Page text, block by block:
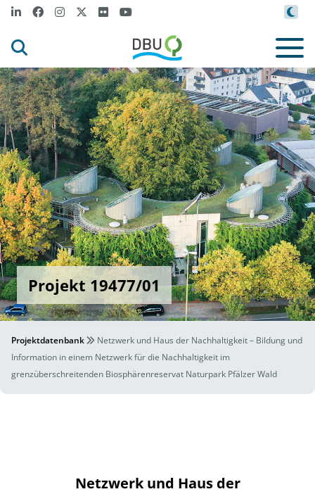
Projekt 19477/01
Projektdatenbank
Netzwerk und Haus der Nachhaltigkeit – Bildung und
Information in einem Netzwerk für die Nachhaltigkeit im
grenzüberschreitenden Biosphärenreservat Naturpark Pfälzer Wald
Netzwerk und Haus der